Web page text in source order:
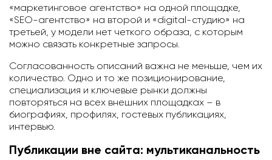
«маркетинговое агентство» на одной площадке,
«SEO-агентство» на второй и «digital-студию» на
третьей, у модели нет четкого образа, с которым
можно связать конкретные запросы.
Согласованность описаний важна не меньше, чем их
количество. Одно и то же позиционирование,
специализация и ключевые рынки должны
повторяться на всех внешних площадках – в
биографиях, профилях, гостевых публикациях,
интервью.
Публикации вне сайта: мультиканальность